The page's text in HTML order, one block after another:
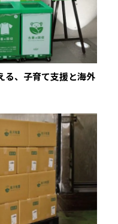
る、子育て支援と海外